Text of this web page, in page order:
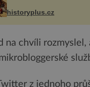
syna a dědice Jindřicha
Erfurtu, aby se stal
prostředníkem při řešení
historyplus.cz
na chvíli
z jednoho